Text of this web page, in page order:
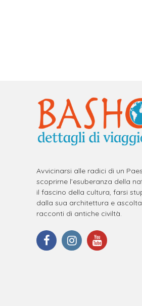
Avvicinarsi alle radici di un
scoprirne l’esuberanza della
il fascino della cultura, farsi
dalla sua architettura e
racconti di antiche civiltà.